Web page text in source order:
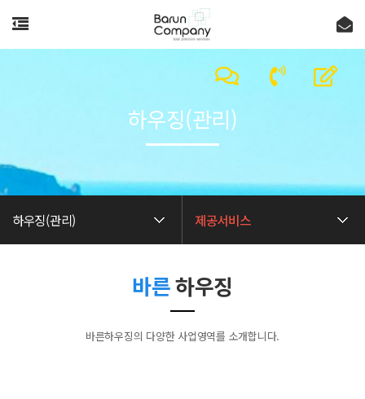
하우징(관리) 제공서비스
하우징(관리)
바른하우징
바른하우징의 다양한 사업영역를 소개합니다.